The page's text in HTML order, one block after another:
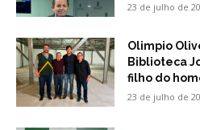
23 de julho de
Olimpio
Biblioteca
filho do
23 de julho de